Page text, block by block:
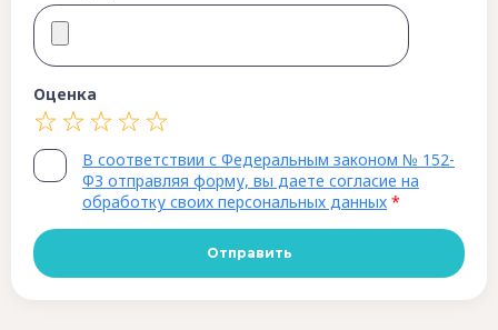
Оценка
В соответствии с Федеральным законом № 152-
ФЗ отправляя форму, вы даете согласие на
обработку своих персональных данных *